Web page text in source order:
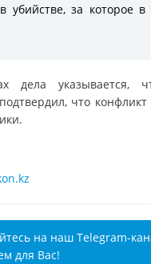
убийстве, за которое
дела указывается,
что
на наш Telegram-
для Вас!